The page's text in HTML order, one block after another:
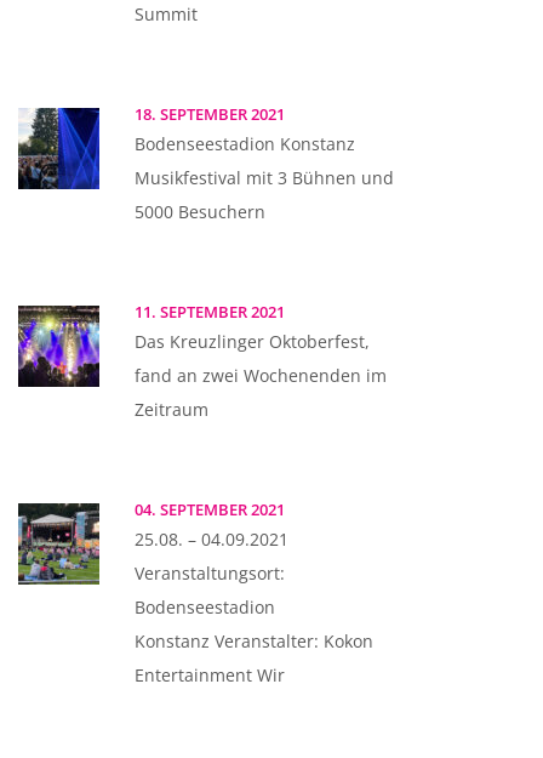
Summit
18. SEPTEMBER 2021
Bodenseestadion Konstanz
Musikfestival mit 3 Bühnen und
5000 Besuchern
11. SEPTEMBER 2021
Das Kreuzlinger Oktoberfest,
fand an zwei Wochenenden im
Zeitraum
04. SEPTEMBER 2021
25.08. – 04.09.2021
Veranstaltungsort:
Bodenseestadion
Konstanz Veranstalter: Kokon
Entertainment Wir